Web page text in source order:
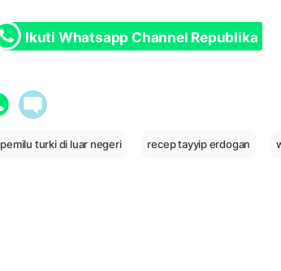
Ikuti Whatsapp Channel Republika
pemilu turki di luar negeri recep tayyip erdogan